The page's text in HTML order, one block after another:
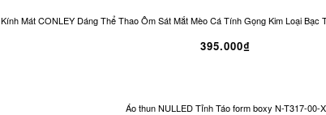
Kính Mát CONLEY Dáng Thể Thao Ôm Sát Mắt Mèo Cá Tính Gọng Kim Loại Bạc
395.000₫
Áo thun NULLED Tỉnh Táo form boxy N-T317-00-X